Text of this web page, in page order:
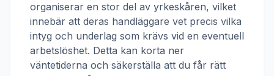
organiserar en stor del av yrkeskåren, vilket
innebär att deras handläggare vet precis vilka
intyg och underlag som krävs vid en eventuell
arbetslöshet. Detta kan korta ner
väntetiderna och säkerställa att du får rätt